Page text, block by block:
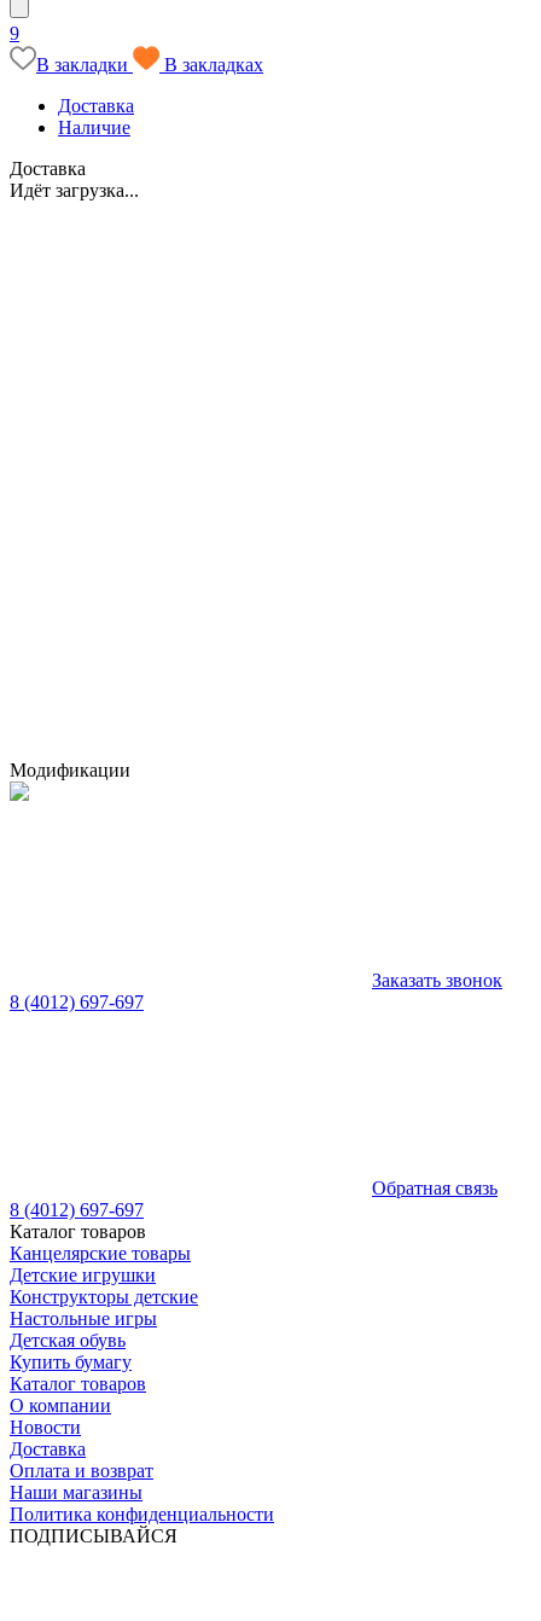
9
В закладки
В закладках
Доставка
Наличие
Доставка
Идёт загрузка...
Модификации
Заказать звонок
8 (4012) 697-697
Обратная связь
8 (4012) 697-697
Каталог товаров
Канцелярские товары
Детские игрушки
Конструкторы детские
Настольные игры
Детская обувь
Купить бумагу
Каталог товаров
О компании
Новости
Доставка
Оплата и возврат
Наши магазины
Политика конфиденциальности
ПОДПИСЫВАЙСЯ